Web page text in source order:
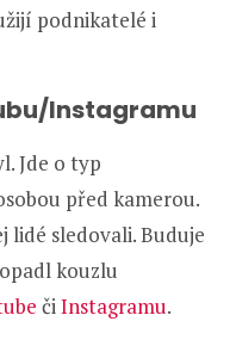
podnikatelé i
Instagramu
Jde o typ
před kamerou.
lidé sledovali. Buduje
kouzlu
čiInstagramu.